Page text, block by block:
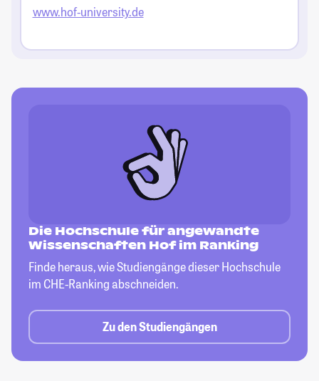
www.hof-university.de
Die Hochschule für angewandte
Wissenschaften Hof im Ranking
Finde heraus, wie Studiengänge dieserHochschule
im CHE-Ranking abschneiden.
Zu den Studiengängen